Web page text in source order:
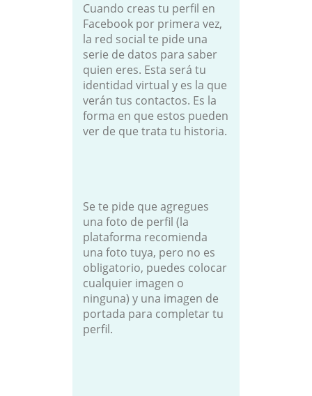
Cuando creas tu perfil en
Facebook por primera vez,
la red social te pide una
serie de datos para saber
quien eres. Esta será tu
identidad virtual y es la que
verán tus contactos. Es la
forma en que estos pueden
ver de que trata tu historia.
Se te pide que agregues
una foto de perfil (la
plataforma recomienda
una foto tuya, pero no es
obligatorio, puedes colocar
cualquier imagen o
ninguna) y una imagen de
portada para completar tu
perfil.